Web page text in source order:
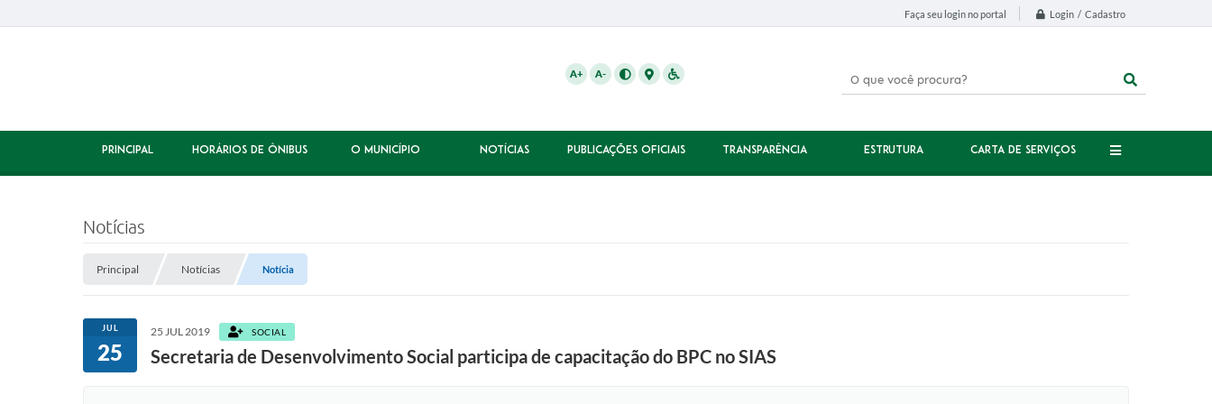
Faça seu login no portal Login / Cadastro
A+ A-
PRINCIPAL HORÁRIOS DE ÔNIBUS O MUNICÍPIO NOTÍCIAS PUBLICAÇÕES OFICIAIS TRANSPARÊNCIA ESTRUTURA CARTA DE SERVIÇOS
Notícias
Principal Notícias Notícia
JUL
25
25 JUL 2019 SOCIAL
Secretaria de Desenvolvimento Social participa de capacitação do BPC no SIAS